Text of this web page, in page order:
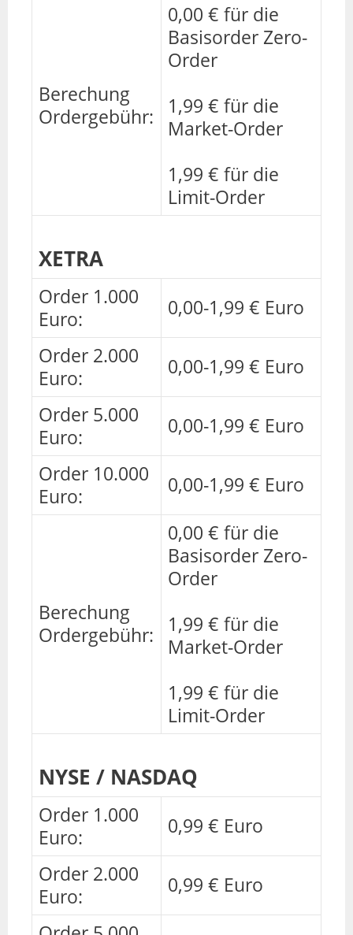
Berechung
Ordergebühr:
0,00 € für die
Basisorder Zero-
Order
1,99 € für die
Market-Order
1,99 € für die
Limit-Order
XETRA
Order 1.000
Euro:
0,00-1,99 € Euro
Order 2.000
Euro:
0,00-1,99 € Euro
Order 5.000
Euro:
0,00-1,99 € Euro
Order 10.000
Euro:
0,00-1,99 € Euro
Berechung
Ordergebühr:
0,00 € für die
Basisorder Zero-
Order
1,99 € für die
Market-Order
1,99 € für die
Limit-Order
NYSE / NASDAQ
Order 1.000
Euro:
0,99 € Euro
Order 2.000
Euro:
0,99 € Euro